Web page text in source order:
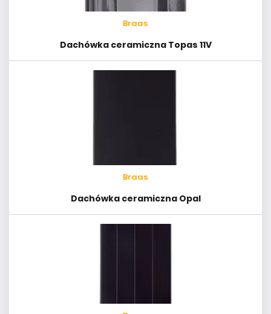
Braas
Dachówka ceramiczna Topas 11V
Braas
Dachówka ceramiczna Opal